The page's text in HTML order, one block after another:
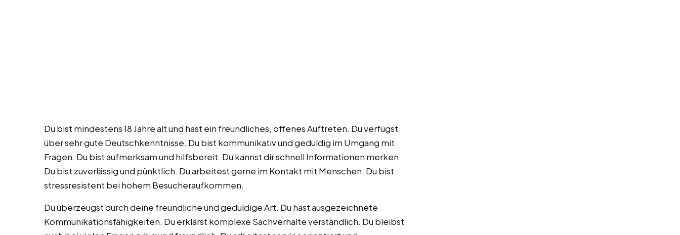
Du bist mindestens 18 Jahre alt und hast ein freundliches, offenes Auftreten. Du verfügst
über sehr gute Deutschkenntnisse. Du bist kommunikativ und geduldig im Umgang mit
Fragen. Du bist aufmerksam und hilfsbereit. Du kannst dir schnell Informationen merken.
Du bist zuverlässig und pünktlich. Du arbeitest gerne im Kontakt mit Menschen. Du bist
stressresistent bei hohem Besucheraufkommen.
Du überzeugst durch deine freundliche und geduldige Art. Du hast ausgezeichnete
Kommunikationsfähigkeiten. Du erklärst komplexe Sachverhalte verständlich. Du bleibst